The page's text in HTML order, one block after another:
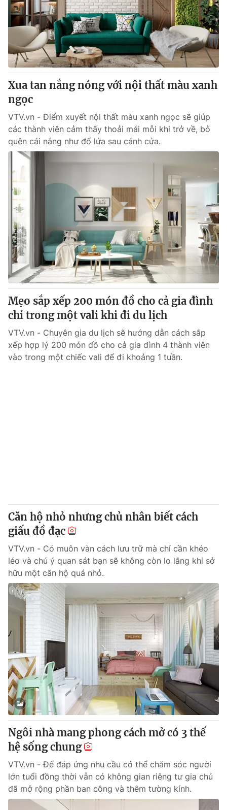
Xua tan nắng nóng với nội thất màu xanh
ngọc
VTV.vn - Điểm xuyết nội thất màu xanh ngọc sẽ giúp
các thành viên cảm thấy thoải mái mỗi khi trở về, bỏ
quên cái nắng như đổ lửa sau cánh cửa.
Mẹo sắp xếp 200 món đồ cho cả gia đình
chỉ trong một vali khi đi du lịch
VTV.vn - Chuyên gia du lịch sẽ hướng dẫn cách sắp
xếp hợp lý 200 món đồ cho cả gia đình 4 thành viên
vào trong một chiếc vali để đi khoảng 1 tuần.
Căn hộ nhỏ nhưng chủ nhân biết cách
giấu đồ đạc
VTV.vn - Có muôn vàn cách lưu trữ mà chỉ cần khéo
léo và chú ý quan sát bạn sẽ không còn lo lắng khi sở
hữu một căn hộ quá nhỏ.
Ngôi nhà mang phong cách mở có 3 thế
hệ sống chung
VTV.vn - Để đáp ứng nhu cầu có thể chăm sóc người
lớn tuổi đồng thời vẫn có không gian riêng tư gia chủ
đã mở rộng phần ban công và thêm tường kính.